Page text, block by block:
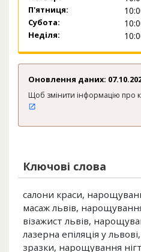
П'ятниця:
Субота:
Неділя:
Оновлення даних:
Щоб змінити інформацію про
Ключові слова
салони краси,
масаж львів,
візажист львів,
лазерна епіляція у
зразки, нарощування